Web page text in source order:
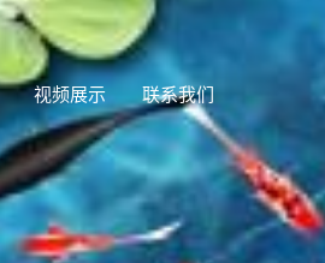
视频展示 联系我们